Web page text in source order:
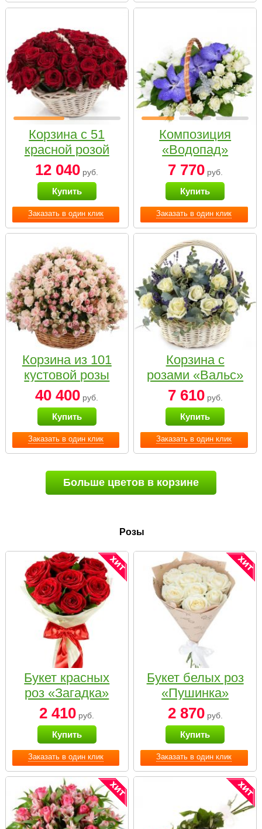
Заказать в один клик
Корзина с 51
красной розой
12 040 руб.
Купить
Заказать в один клик
Композиция
«Водопад»
7 770руб.
Купить
Заказать в один клик
Корзина из 101
кустовой розы
нежных тонов
40 400 руб.
Купить
Заказать в один клик
Корзина с
розами «Вальс»
7 610руб.
Купить
Больше цветов в корзине
Розы
Заказать в один клик
Букет красных
роз «Загадка»
2 410 руб.
Купить
Заказать в один клик
Букет белых роз
«Пушинка»
2 870руб.
Купить